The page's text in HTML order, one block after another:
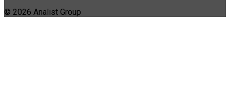
© 2026 Analist Group